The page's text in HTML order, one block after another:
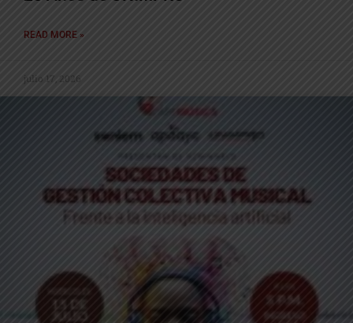
READ MORE »
julio 17, 2026